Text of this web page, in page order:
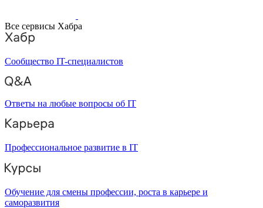
Все сервисы Хабра
Сообщество IT-специалистов
Ответы на любые вопросы об IT
Профессиональное развитие в IT
Обучение для смены профессии, роста в карьере и
саморазвития